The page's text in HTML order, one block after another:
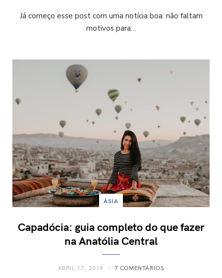
Já começo esse post com uma notícia boa: não faltam
motivos para…
ÁSIA
Capadócia: guia completo do que fazer
na Anatólia Central
ABRIL 17, 2019 7 COMENTÁRIOS